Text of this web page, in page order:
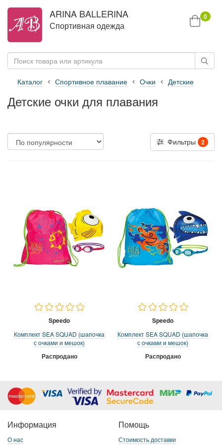
ARINA BALLERINA
Спортивная одежда
0
Каталог Спортивное плавание Очки Детские
Детские очки для плавания
Фильтры 2
Speedo
Комплект SEA SQUAD (шапочка
с очками и мешок)
Распродано
Speedo
Комплект SEA SQUAD (шапочка
с очками и мешок)
Распродано
Информация
О нас
Помощь
Стоимость доставки